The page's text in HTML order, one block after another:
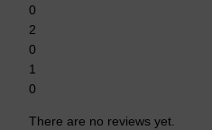
0
2
0
1
0
There are no reviews yet.